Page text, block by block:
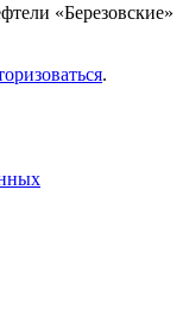
«Березовские»
.